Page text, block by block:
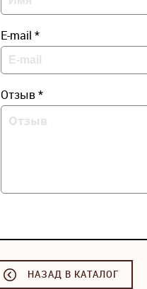
E-mail *
Отзыв *
НАЗАД В КАТАЛОГ